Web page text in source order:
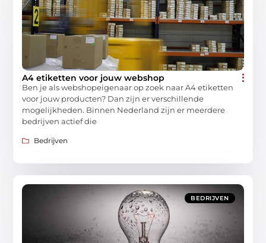
A4 etiketten voor jouw webshop
Ben je als webshopeigenaar op zoek naar A4 etiketten
voor jouw producten? Dan zijn er verschillende
mogelijkheden. Binnen Nederland zijn er meerdere
bedrijven actief die
Bedrijven
BEDRIJVEN